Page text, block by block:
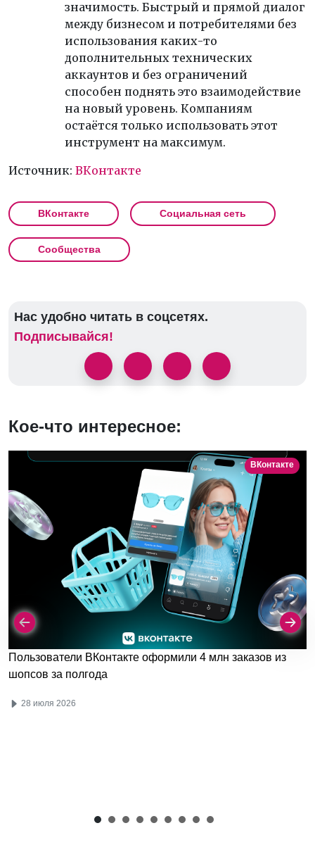
значимость. Быстрый и прямой диалог
между бизнесом и потребителями без
использования каких-то
дополнительных технических
аккаунтов и без ограничений
способен поднять это взаимодействие
на новый уровень. Компаниям
остаётся только использовать этот
инструмент на максимум.
Источник: ВКонтакте
ВКонтакте Социальная сеть
Сообщества
Нас удобно читать в соцсетях.
Подписывайся!
Кое-что интересное:
ВКонтакте
Пользователи ВКонтакте оформили 4 млн заказов из
шопсов за полгода
28 июля 2026